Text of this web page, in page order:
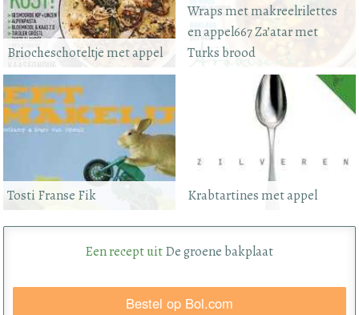
Wraps met makreelrilettes
en appel667 Za’atar met
Turks brood
Briocheschoteltje met appel
Krabtartines met appel
Tosti Franse Fik
Een recept uitDe groene bakplaat
Bestel op Bol.com